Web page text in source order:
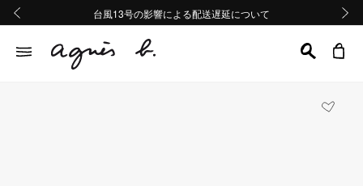
熊本地域地震の影響による配送遅延について
Summer Sale 2buy10%OFF!!
台風13号の影響による配送遅延について
熊本地域地震の影響による配送遅延について
Summer Sale 2buy10%OFF!!